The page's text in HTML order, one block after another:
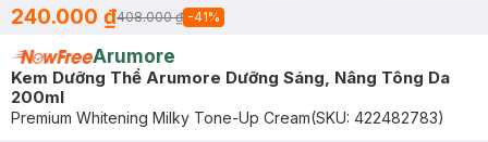
240.000 ₫408.000 ₫ -41%
Arumore
Kem Dưỡng Thể Arumore Dưỡng Sáng, Nâng Tông Da
200ml
Premium Whitening Milky Tone-Up Cream(SKU: 422482783)